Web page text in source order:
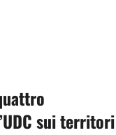
sui territori